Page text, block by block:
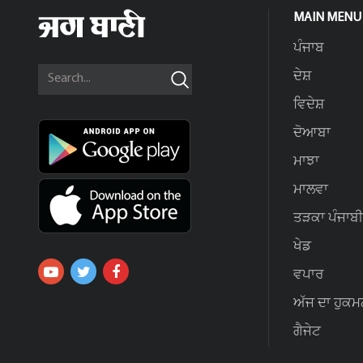
MAIN MENU
ਪੰਜਾਬ
ਦੇਸ਼
ਵਿਦੇਸ਼
ਦੋਆਬਾ
ਮਾਝਾ
ਮਾਲਵਾ
ਤੜਕਾ ਪੰਜਾਬੀ
ਖੇਡ
ਵਪਾਰ
ਅੱਜ ਦਾ
ਗੈਜੇਟ